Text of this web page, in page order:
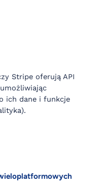
Stripe oferują API
ich dane i funkcje